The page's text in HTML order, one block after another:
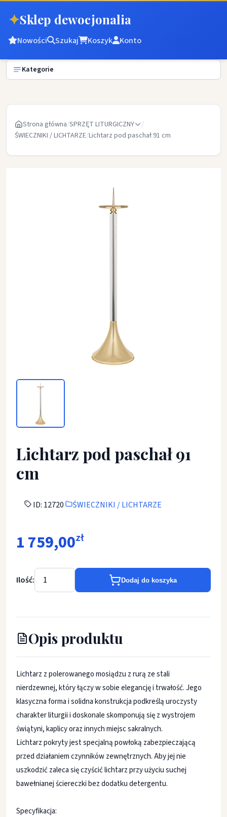
✦Sklep dewocjonalia
Nowości Szukaj Koszyk Konto
Kategorie
Strona główna/SPRZĘT LITURGICZNY
/
ŚWIECZNIKI / LICHTARZE/Lichtarz pod paschał 91 cm
Lichtarz pod paschał 91 cm - ŚWIECZNIKI / LICHTARZE
Lichtarz pod paschał 91
cm
ID: 12720 ŚWIECZNIKI / LICHTARZE
1 759,00zł
Ilość: Dodaj do koszyka
Opis produktu
Lichtarz z polerowanego mosiądzu z rurą ze stali
nierdzewnej, który łączy w sobie elegancję i trwałość. Jego
klasyczna forma i solidna konstrukcja podkreślą uroczysty
charakter liturgii i doskonale skomponują się z wystrojem
świątyni, kaplicy oraz innych miejsc sakralnych.
Lichtarz pokryty jest specjalną powłoką zabezpieczającą
przed działaniem czynników zewnętrznych. Aby jej nie
uszkodzić zaleca się czyścić lichtarz przy użyciu suchej
bawełnianej ściereczki bez dodatku detergentu.
Specyfikacja: